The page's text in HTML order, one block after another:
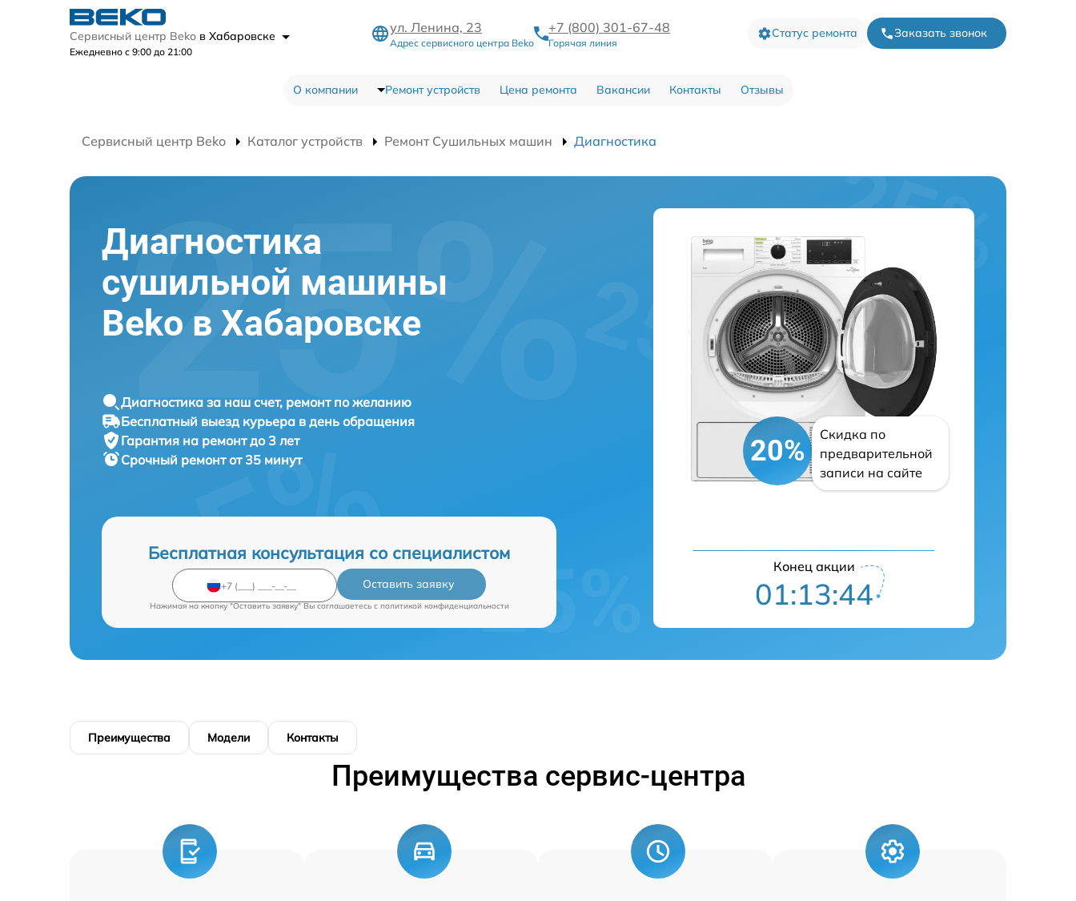
Сервисный центр Beko в Хабаровске
Ежедневно с 9:00 до 21:00
ул. Ленина, 23
Адрес сервисного центра Beko
+7 (800) 301-67-48
Горячая линия
Статус ремонта Заказать звонок
О компании Ремонт устройств Цена ремонта Вакансии Контакты Отзывы
Сервисный центр Beko Каталог устройств Ремонт Сушильных машин Диагностика
Диагностика
сушильной машины
Beko в Хабаровске
Диагностика за наш счет, ремонт по желанию
Бесплатный выезд курьера в день обращения
Гарантия на ремонт до 3 лет
Срочный ремонт от 35 минут
Бесплатная консультация со специалистом
Оставить заявку
Нажимая на кнопку "Оставить заявку" Вы соглашаетесь c политикой конфиденциальности
20%
Скидка по
предварительной
записи на сайте
Конец акции
01:13:43
Преимущества Модели Контакты
Преимущества сервис-центра